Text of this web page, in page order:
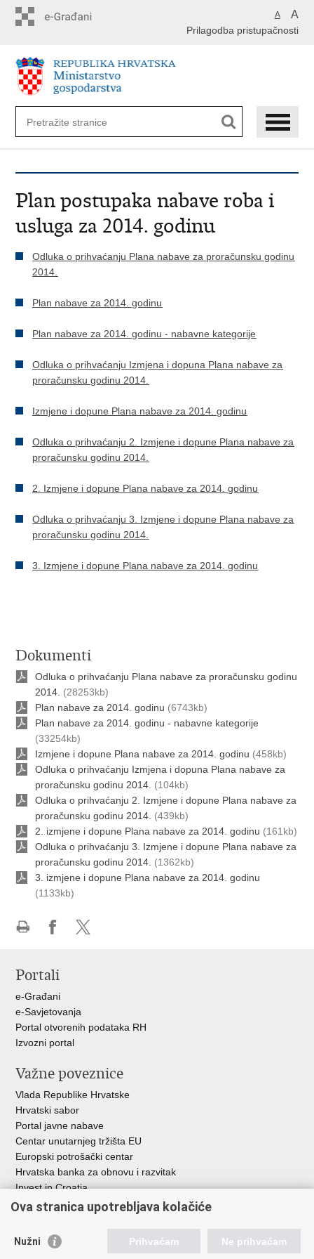
A A
Prilagodba pristupačnosti
Plan postupaka nabave roba i
usluga za 2014. godinu
Odluka o prihvaćanju Plana nabave za proračunsku godinu
2014.
Plan nabave za 2014. godinu
Plan nabave za 2014. godinu - nabavne kategorije
Odluka o prihvaćanju Izmjena i dopuna Plana nabave za
proračunsku godinu 2014.
Izmjene i dopune Plana nabave za 2014. godinu
Odluka o prihvaćanju 2. Izmjene i dopune Plana nabave za
proračunsku godinu 2014.
2. Izmjene i dopune Plana nabave za 2014. godinu
Odluka o prihvaćanju 3. Izmjene i dopune Plana nabave za
proračunsku godinu 2014.
3. Izmjene i dopune Plana nabave za 2014. godinu
Dokumenti
Odluka o prihvaćanju Plana nabave za proračunsku godinu
2014. (28253kb)
Plan nabave za 2014. godinu (6743kb)
Plan nabave za 2014. godinu - nabavne kategorije
(33254kb)
Izmjene i dopune Plana nabave za 2014. godinu (458kb)
Odluka o prihvaćanju Izmjena i dopuna Plana nabave za
proračunsku godinu 2014. (104kb)
Odluka o prihvaćanju 2. Izmjene i dopune Plana nabave za
proračunsku godinu 2014. (439kb)
2. izmjene i dopune Plana nabave za 2014. godinu (161kb)
Odluka o prihvaćanju 3. Izmjene i dopune Plana nabave za
proračunsku godinu 2014. (1362kb)
3. izmjene i dopune Plana nabave za 2014. godinu
(1133kb)
Facebooku
Portali
e-Građani
e-Savjetovanja
Portal otvorenih podataka RH
Izvozni portal
Važne poveznice
Vlada Republike Hrvatske
Hrvatski sabor
Portal javne nabave
Centar unutarnjeg tržišta EU
Europski potrošački centar
Hrvatska banka za obnovu i razvitak
Invest in Croatia
Europska banka za obnovu i razvoj
Središnja agencija za financiranje i ugovaranje
Ova stranica upotrebljava kolačiće
Nužni Prihvaćam Ne prihvaćam